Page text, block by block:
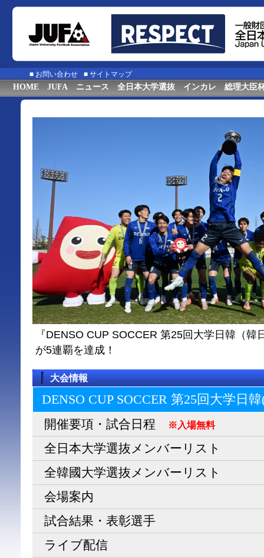
■ お問い合わせ ■ サイトマップ
HOME JUFA ニュース 全日本大学選抜 インカレ 総理大臣
『DENSO CUP SOCCER 第25回大学日韓（
が5連覇を達成！
大会情報
DENSO CUP SOCCER 第25回大学日
開催要項・試合日程 ※入場無料
全日本大学選抜メンバーリスト
全韓國大学選抜メンバーリスト
会場案内
試合結果・表彰選手
ライブ配信